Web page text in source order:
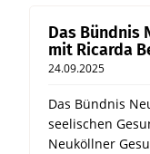
Das Bündnis
mit Ricarda
24.09.2025
Das Bündnis
seelischen
Neuköllner